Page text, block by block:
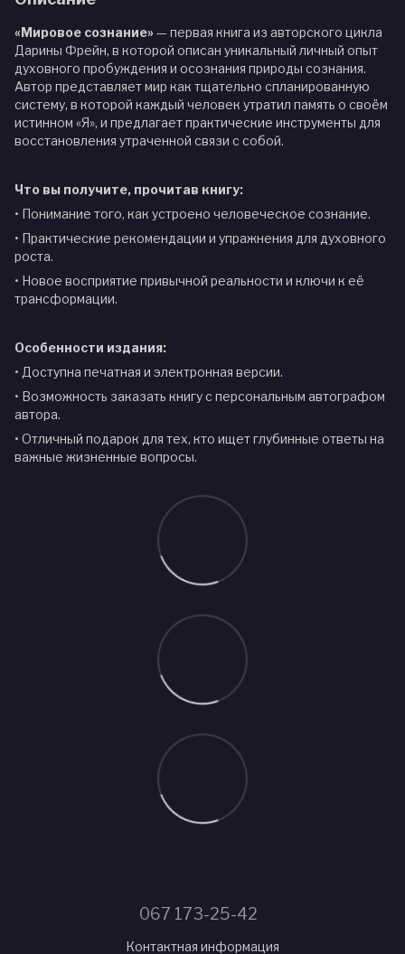
«Мировое сознание» — первая книга из авторского цикла
Дарины Фрейн, в которой описан уникальный личный опыт
духовного пробуждения и осознания природы сознания.
Автор представляет мир как тщательно спланированную
систему, в которой каждый человек утратил память о своём
истинном «Я», и предлагает практические инструменты для
восстановления утраченной связи с собой.
Что вы получите, прочитав книгу:
• Понимание того, как устроено человеческое сознание.
• Практические рекомендации и упражнения для духовного
роста.
• Новое восприятие привычной реальности и ключи к её
трансформации.
Особенности издания:
• Доступна печатная и электронная версии.
• Возможность заказать книгу с персональным автографом
автора.
• Отличный подарок для тех, кто ищет глубинные ответы на
важные жизненные вопросы.
067 173-25-42
Контактная информация